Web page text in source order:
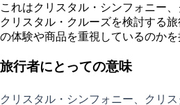
これはクリスタル・シンフォニー
クリスタル・クルーズを検討する
の体験や商品を重視しているのか
旅行者にとっての意味
クリスタル・シンフォニー、クリ